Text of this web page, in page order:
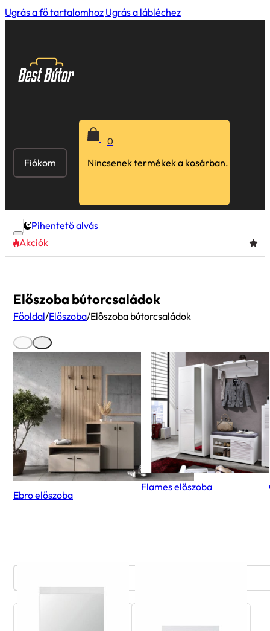
Ugrás a fő tartalomhoz Ugrás a lábléchez
Fiókom
0
Nincsenek termékek a kosárban.
Pihentető alvás
Akciók
Előszoba bútorcsaládok
Főoldal/Előszoba/Előszoba bútorcsaládok
Ebro előszoba
Flames előszoba